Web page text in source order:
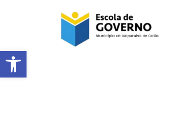
Abrir barra de ferramentas